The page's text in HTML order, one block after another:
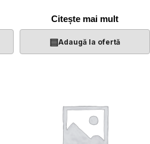
Citește mai mult
▤Adaugă la ofertă